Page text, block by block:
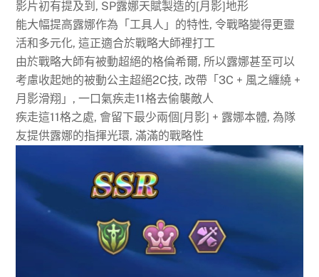
影片初有提及到, SP露娜天賦製造的[月影]地形
能大幅提高露娜作為「工具人」的特性, 令戰略變得更靈
活和多元化, 這正適合於戰略大師裡打工
由於戰略大師有被動超絕的格倫希爾, 所以露娜甚至可以
考慮收起她的被動公主超絕2C技, 改帶「3C + 風之纏繞 +
月影滑翔」, 一口氣疾走11格去偷襲敵人
疾走這11格之處, 會留下最少兩個[月影] + 露娜本體, 為隊
友提供露娜的指揮光環, 滿滿的戰略性